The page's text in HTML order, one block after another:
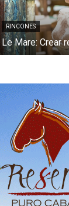
RINCONES
Le Mare: Crear